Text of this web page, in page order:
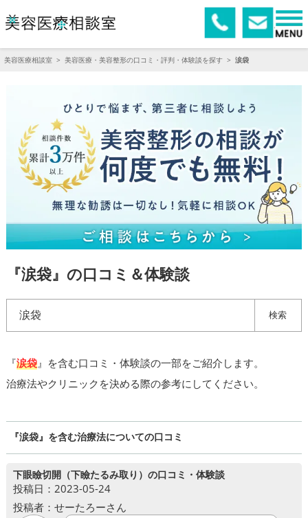
美容医療相談室 > 美容医療・美容整形の口コミ・評判・体験談を探す > 涙袋
『涙袋』の口コミ＆体験談
検索
『涙袋』を含む口コミ・体験談の一部をご紹介します。
治療法やクリニックを決める際の参考にしてください。
『涙袋』を含む治療法についての口コミ
下眼瞼切開（下瞼たるみ取り）の口コミ・体験談
投稿日：2023-05-24
投稿者：せーたろーさん